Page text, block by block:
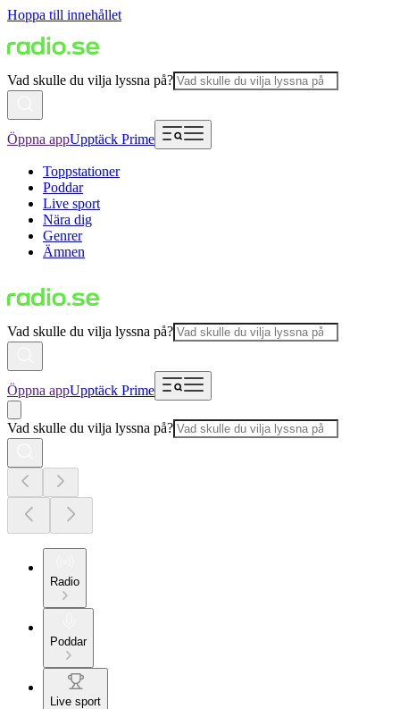
Hoppa till innehållet
Vad skulle du vilja lyssna på?
Öppna appUpptäck Prime
Toppstationer
Poddar
Live sport
Nära dig
Genrer
Ämnen
Vad skulle du vilja lyssna på?
Öppna appUpptäck Prime
Vad skulle du vilja lyssna på?
Radio
Poddar
Live sport